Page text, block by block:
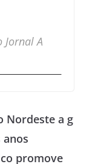
Jornal A
Nordeste a g
promove